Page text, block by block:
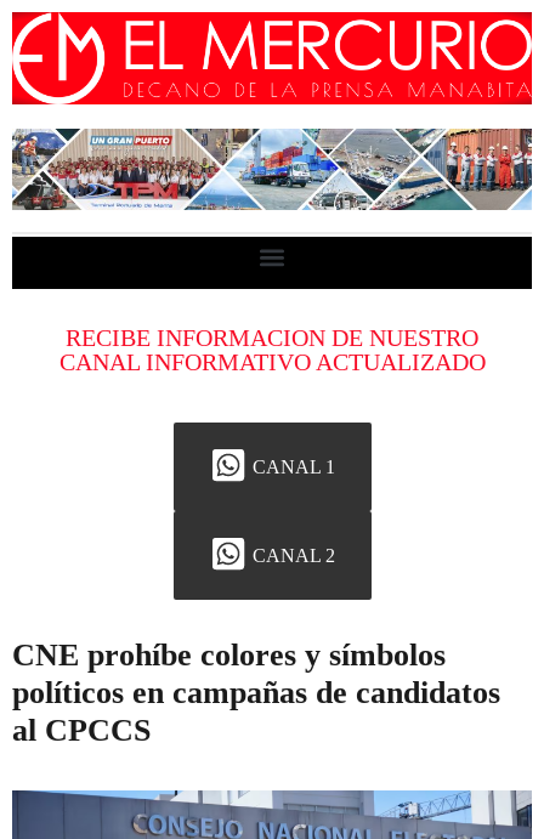
RECIBE INFORMACION DE NUESTRO
CANAL INFORMATIVO ACTUALIZADO
CANAL 1
CANAL 2
CNE prohíbe colores y símbolos
políticos en campañas de candidatos
al CPCCS